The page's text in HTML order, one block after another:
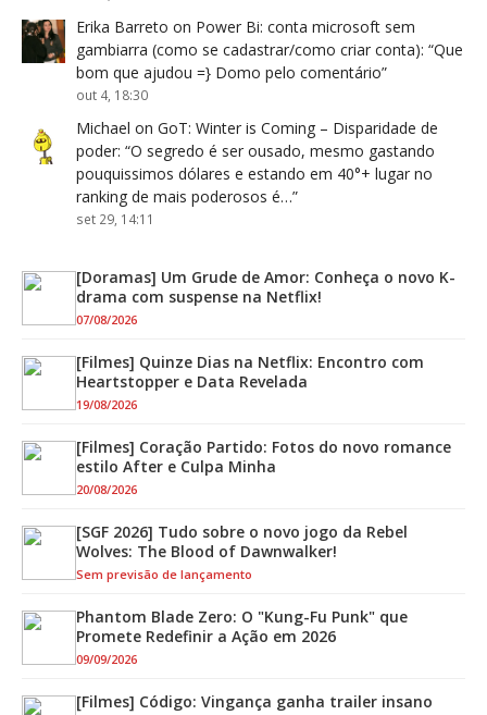
Erika Barreto on Power Bi: conta microsoft sem
gambiarra (como se cadastrar/como criar conta): “Que
bom que ajudou =} Domo pelo comentário”
out 4, 18:30
Michael on GoT: Winter is Coming – Disparidade de
poder: “O segredo é ser ousado, mesmo gastando
pouquissimos dólares e estando em 40°+ lugar no
ranking de mais poderosos é…”
set 29, 14:11
[Doramas] Um Grude de Amor: Conheça o novo K-
drama com suspense na Netflix!
07/08/2026
[Filmes] Quinze Dias na Netflix: Encontro com
Heartstopper e Data Revelada
19/08/2026
[Filmes] Coração Partido: Fotos do novo romance
estilo After e Culpa Minha
20/08/2026
[SGF 2026] Tudo sobre o novo jogo da Rebel
Wolves: The Blood of Dawnwalker!
Sem previsão de lançamento
Phantom Blade Zero: O "Kung-Fu Punk" que
Promete Redefinir a Ação em 2026
09/09/2026
[Filmes] Código: Vingança ganha trailer insano